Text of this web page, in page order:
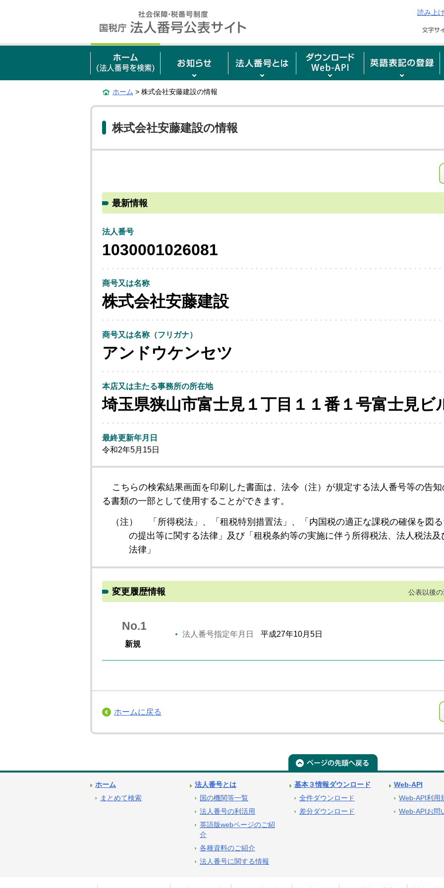
読み上
ホーム > 株式会社安藤建設の情報
株式会社安藤建設の情報
最新情報
法人番号
1030001026081
商号又は名称
株式会社安藤建設
商号又は名称（フリガナ）
アンドウケンセツ
本店又は主たる事務所の所在地
埼玉県狭山市富士見１丁目１１番１号富士見ビ
最終更新年月日
令和2年5月15日
こちらの検索結果画面を印刷した書面は、法令（注）が規定する法人番号等の告
る書類の一部として使用することができます。
（注）
「所得税法」、「租税特別措置法」、「内国税の適正な課税の確保を図
の提出等に関する法律」及び「租税条約等の実施に伴う所得税法、法人税法
法律」
変更履歴情報 公表以後
No.1
新規
法人番号指定年月日 平成27年10月5日
ホームに戻る
ホーム
まとめて検索
法人番号とは
国の機関等一覧
法人番号の利活用
英語版webページのご紹
介
各種資料のご紹介
法人番号に関する情報
基本３情報ダウンロード
全件ダウンロード
差分ダウンロード
Web-API
Web-API利用
Web-APIお問